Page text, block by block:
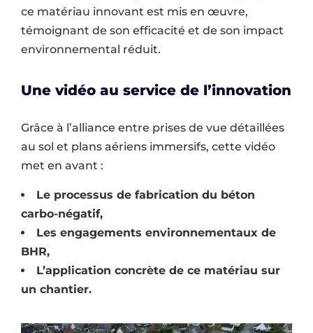
ce matériau innovant est mis en œuvre,
témoignant de son efficacité et de son impact
environnemental réduit.
Une vidéo au service de l’innovation
Grâce à l’alliance entre prises de vue détaillées
au sol et plans aériens immersifs, cette vidéo
met en avant :
Le processus de fabrication du béton
carbo-négatif,
Les engagements environnementaux de
BHR,
L’application concrète de ce matériau sur
un chantier.